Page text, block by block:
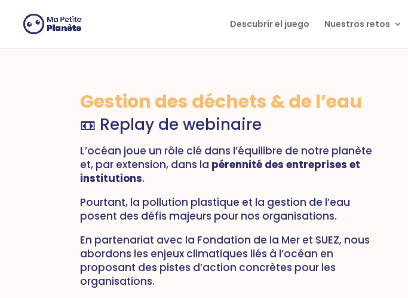
Descubrir el juego Nuestros retos
Gestion des déchets & de l’eau
📼 Replay de webinaire
L’océan joue un rôle clé dans l’équilibre de notre planète
et, par extension, dans la pérennité des entreprises et
institutions.
Pourtant, la pollution plastique et la gestion de l’eau
posent des défis majeurs pour nos organisations.
En partenariat avec la Fondation de la Mer et SUEZ, nous
abordons les enjeux climatiques liés à l’océan en
proposant des pistes d’action concrètes pour les
organisations.